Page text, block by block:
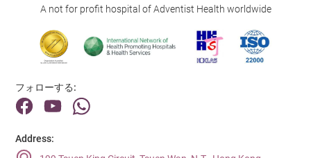
A not for profit hospital of Adventist Health worldwide
フォローする:
Address: